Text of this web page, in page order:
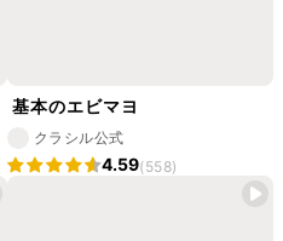
基本のエビマヨ
クラシル公式
4.59(558)